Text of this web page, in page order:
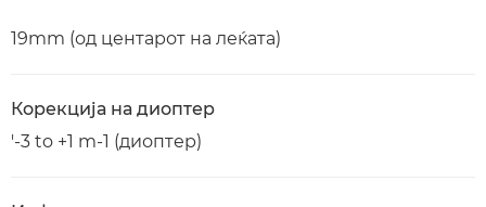
19mm (од центарот на леќата)
Корекција на диоптер
'-3 to +1 m-1 (диоптер)